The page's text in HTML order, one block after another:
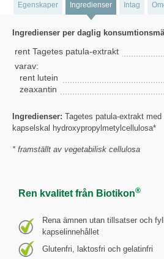
Egenskaper Ingredienser Intag
Ingredienser per daglig
rent Tagetes patula-extrakt
varav:
rent lutein
zeaxantin
Ingredienser: Tagetes patula-extrakt
kapselskal hydroxypropylmetylcellulosa*
* framställt av vegetabilisk cellulosa
Ren kvalitet från Biotikon®
Rena ämnen utan tillsatser och
kapselinnehållet
Glutenfri, laktosfri och gelatinfri